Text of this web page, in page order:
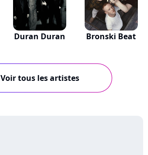
Duran Duran Bronski Beat
Voir tous les artistes